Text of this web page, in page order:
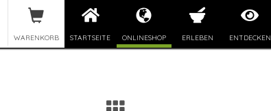
WARENKORB STARTSEITE ONLINESHOP ERLEBEN ENTDECKEN